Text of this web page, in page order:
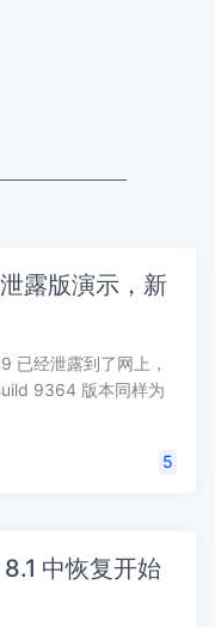
露版演示，新
已经泄露到了网上，
9364 版本同样为
5
中恢复开始